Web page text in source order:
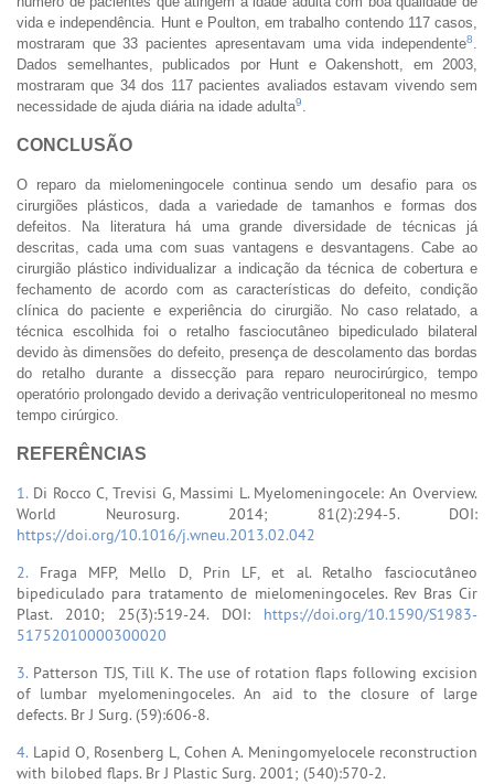
vida e independência. Hunt e Poulton, em trabalho contendo 117 casos,
mostraram que 33 pacientes apresentavam uma vida independente8
Dados semelhantes, publicados por Hunt e Oakenshott, em 2003,
mostraram que 34 dos 117 pacientes avaliados estavam vivendo sem
necessidade de ajuda diária na idade adulta9
CONCLUSÃO
O reparo da mielomeningocele continua sendo um desafio para os
cirurgiões plásticos, dada a variedade de tamanhos e formas dos
defeitos. Na literatura há uma grande diversidade de técnicas já
descritas, cada uma com suas vantagens e desvantagens. Cabe ao
cirurgião plástico individualizar a indicação da técnica de cobertura e
fechamento de acordo com as características do defeito, condição
clínica do paciente e experiência do cirurgião. No caso relatado, a
técnica escolhida foi o retalho fasciocutâneo bipediculado bilateral
devido às dimensões do defeito, presença de descolamento das bordas
do retalho durante a dissecção para reparo neurocirúrgico, tempo
operatório prolongado devido a derivação ventriculoperitoneal no mesmo
tempo cirúrgico.
REFERÊNCIAS
1. Di Rocco C, Trevisi G, Massimi L. Myelomeningocele: An Overview.
World Neurosurg. 2014; 81(2):294-5. DOI:
https://doi.org/10.1016/j.wneu.2013.02.042
2. Fraga MFP, Mello D, Prin LF, et al. Retalho fasciocutâneo
bipediculado para tratamento de mielomeningoceles. Rev Bras Cir
Plast. 2010; 25(3):519-24. DOI: https://doi.org/10.1590/S1983-
51752010000300020
3. Patterson TJS, Till K. The use of rotation flaps following excision
of lumbar myelomeningoceles. An aid to the closure of large
defects. Br J Surg. (59):606-8.
4. Lapid O, Rosenberg L, Cohen A. Meningomyelocele reconstruction
with bilobed flaps. Br J Plastic Surg. 2001; (540):570-2.